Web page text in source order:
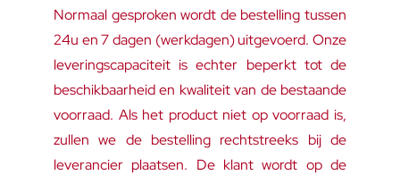
Normaal gesproken wordt de bestelling tussen
24u en 7 dagen (werkdagen) uitgevoerd. Onze
leveringscapaciteit is echter beperkt tot de
beschikbaarheid en kwaliteit van de bestaande
voorraad. Als het product niet op voorraad is,
zullen we de bestelling rechtstreeks bij de
leverancier plaatsen. De klant wordt op de